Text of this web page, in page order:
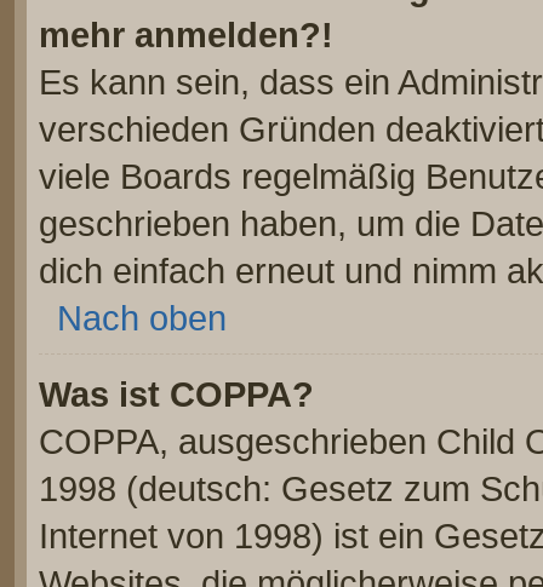
mehr anmelden?!
Es kann sein, dass ein
verschieden Gründen
viele Boards regelmäßig
geschrieben haben, um die
dich einfach erneut und nimm
Nach oben
Was ist COPPA?
COPPA, ausgeschrieben Child
1998 (deutsch: Gesetz zum
Internet von 1998) ist ein